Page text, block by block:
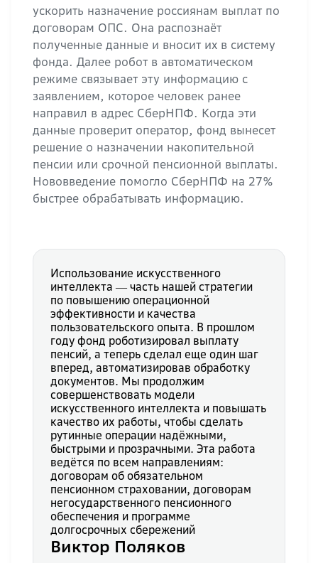
ускорить назначение россиянам выплат по
договорам ОПС. Она распознаёт
полученные данные и вносит их в систему
фонда. Далее робот в автоматическом
режиме связывает эту информацию с
заявлением, которое человек ранее
направил в адрес СберНПФ. Когда эти
данные проверит оператор, фонд вынесет
решение о назначении накопительной
пенсии или срочной пенсионной выплаты.
Нововведение помогло СберНПФ на 27%
быстрее обрабатывать информацию.
Использование искусственного
интеллекта ― часть нашей стратегии
по повышению операционной
эффективности и качества
пользовательского опыта. В прошлом
году фонд роботизировал выплату
пенсий, а теперь сделал еще один шаг
вперед, автоматизировав обработку
документов. Мы продолжим
совершенствовать модели
искусственного интеллекта и повышать
качество их работы, чтобы сделать
рутинные операции надёжными,
быстрыми и прозрачными. Эта работа
ведётся по всем направлениям:
договорам об обязательном
пенсионном страховании, договорам
негосударственного пенсионного
обеспечения и программе
долгосрочных сбережений
Виктор Поляков